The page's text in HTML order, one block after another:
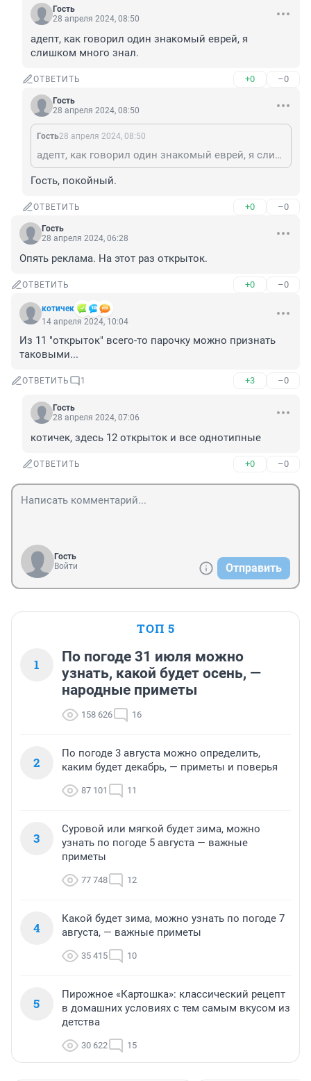
Гость
28 апреля 2024, 08:50
адепт, как говорил один знакомый еврей, я
слишком много знал.
ОТВЕТИТЬ +0 –0
Гость
28 апреля 2024, 08:50
Гость28 апреля 2024, 08:50
адепт, как говорил один знакомый еврей, я слишком много знал.
Гость, покойный.
ОТВЕТИТЬ +0 –0
Гость
28 апреля 2024, 06:28
Опять реклама. На этот раз открыток.
ОТВЕТИТЬ +0 –0
котичек
14 апреля 2024, 10:04
Из 11 "открыток" всего-то парочку можно признать
таковыми...
ОТВЕТИТЬ 1 +3 –0
Гость
28 апреля 2024, 07:06
котичек, здесь 12 открыток и все однотипные
ОТВЕТИТЬ +0 –0
Гость
Войти
Отправить
ТОП 5
1
По погоде 31 июля можно
узнать, какой будет осень, —
народные приметы
158 626 16
2
По погоде 3 августа можно определить,
каким будет декабрь, — приметы и поверья
87 101 11
3
Суровой или мягкой будет зима, можно
узнать по погоде 5 августа — важные
приметы
77 748 12
4
Какой будет зима, можно узнать по погоде 7
августа, — важные приметы
35 415 10
5
Пирожное «Картошка»: классический рецепт
в домашних условиях с тем самым вкусом из
детства
30 622 15